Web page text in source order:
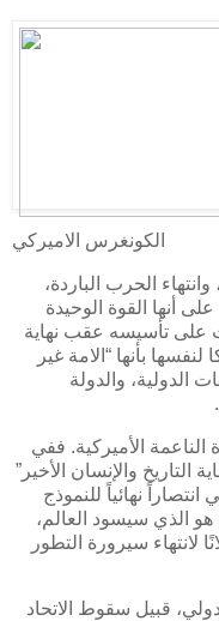
الكونغرس الاميركي
عقب انهيار الاتحاد السوفياتي عام 1991، وانتهاء الحرب الباردة،
أنها القوة الوحيدة
على تأسيسه عقب نهاية
بأنها “الامة غير
الدولية، والدولة
الأميركية. ففي
التاريخ والإنسان الأخير”
نهائياً للنموذج
هو الذي سيسود العالم،
لانتهاء سيرورة التطور
قبيل سقوط الاتحاد